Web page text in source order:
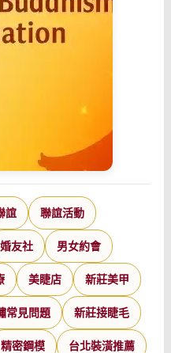
誼 聯誼活動
婚友社 男女約會
美睫店 新莊美甲
常見問題 新莊接睫毛
精密鋼模 台北裝潢推薦